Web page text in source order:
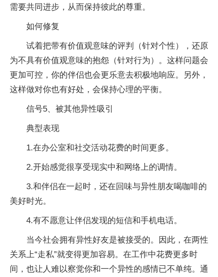
需要共同进步，从而保持彼此的尊重。
如何修复
试着把带有价值观意味的评判（针对个性），还原
为不具有价值观意味的抱怨（针对行为）。这样问题会
更加可控，你的伴侣也会更乐意去积极地响应。另外，
这样做对你也有好处，会保持心理的平衡。
信号5、被其他异性吸引
典型表现
1.在办公室和社交活动花费的时间更多。
2.开始感觉很享受现实中和网络上的调情。
3.和伴侣在一起时，还在回味与异性朋友喝咖啡的
美好时光。
4.有不愿意让伴侣发现的短信和手机电话。
当今社会拥有异性好友是被接受的。因此，在两性
关系上“走私”就变得更加容易。在工作中花费更多时
间，也让人难以察觉你和一个异性的感情已不单纯。通